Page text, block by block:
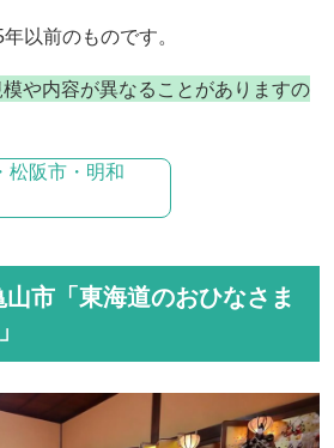
以前のものです。
や内容が異なることがありますの
松阪市・明和
市「東海道のおひなさま